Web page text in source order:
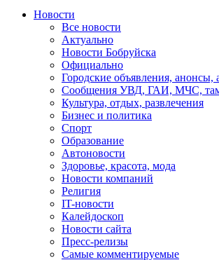
Новости
Все новости
Актуально
Новости Бобруйска
Официально
Городские объявления, анонсы,
Сообщения УВД, ГАИ, МЧС,
Культура, отдых, развлечения
Бизнес и политика
Спорт
Образование
Автоновости
Здоровье, красота, мода
Новости компаний
Религия
IT-новости
Калейдоскоп
Новости сайта
Пресс-релизы
Самые комментируемые